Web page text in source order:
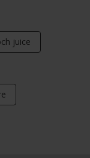
juice